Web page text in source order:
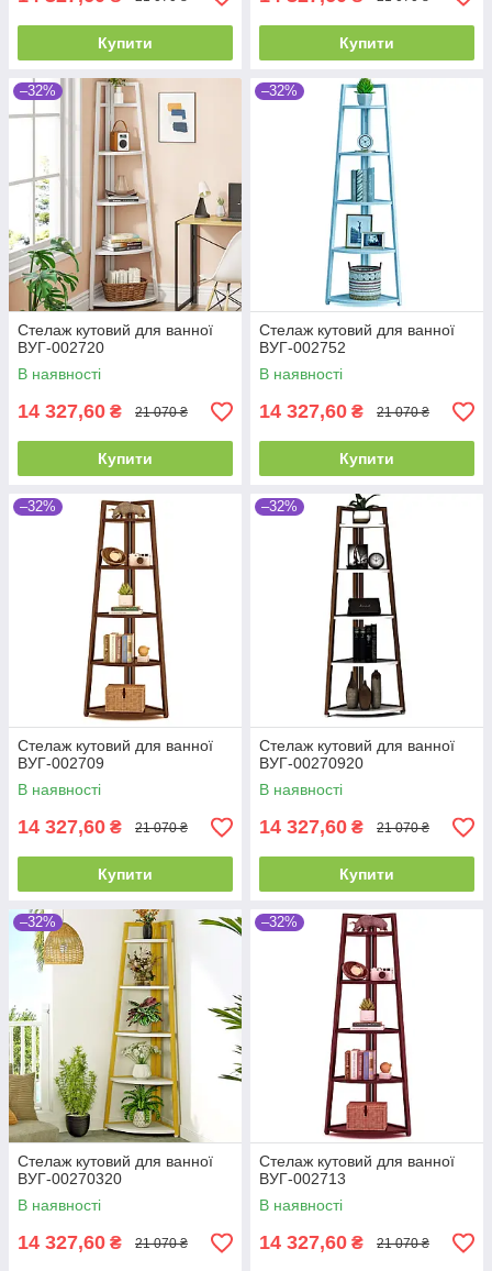
Купити Купити
–32%
Стелаж кутовий для ванної
ВУГ-002720
В наявності
14 327,60 ₴ 21 070 ₴
Купити
–32%
Стелаж кутовий для ванної
ВУГ-002752
В наявності
14 327,60 ₴ 21 070 ₴
Купити
–32%
Стелаж кутовий для ванної
ВУГ-002709
В наявності
14 327,60 ₴ 21 070 ₴
Купити
–32%
Стелаж кутовий для ванної
ВУГ-00270920
В наявності
14 327,60 ₴ 21 070 ₴
Купити
–32%
Стелаж кутовий для ванної
ВУГ-00270320
В наявності
14 327,60 ₴ 21 070 ₴
–32%
Стелаж кутовий для ванної
ВУГ-002713
В наявності
14 327,60 ₴ 21 070 ₴